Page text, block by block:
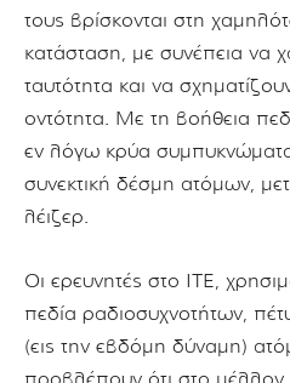
τους βρίσκονται στη
κατάσταση, με συνέπεια να
ταυτότητα και να
οντότητα. Με τη βοήθεια
εν λόγω κρύα
συνεκτική δέσμη ατόμων,
λέιζερ.
Οι ερευνητές στο ΙΤΕ,
πεδία ραδιοσυχνοτήτων,
(εις την εβδόμη δύναμη)